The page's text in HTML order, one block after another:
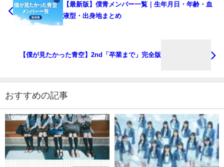
【最新版】僕青メンバー一覧｜生年月日・年齢・血
液型・出身地まとめ
【僕が見たかった青空】2nd「卒業まで」完全版
おすすめの記事